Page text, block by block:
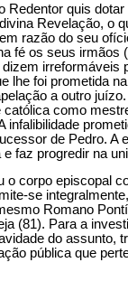
Redentor quis
Revelação, o
razão do seu
fé os seus
lhe foi prometida
a outro
como
infalibilidade
de Pedro. A
faz progredir na
o corpo episcopal
se
Romano
(81). Para a
do assunto,
pública que